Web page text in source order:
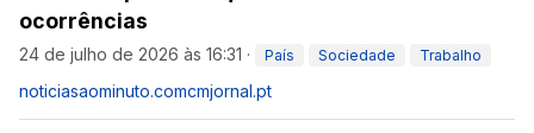
ocorrências
24 de julho de 2026 às 16:31 · País Sociedade Trabalho
noticiasaominuto.comcmjornal.pt